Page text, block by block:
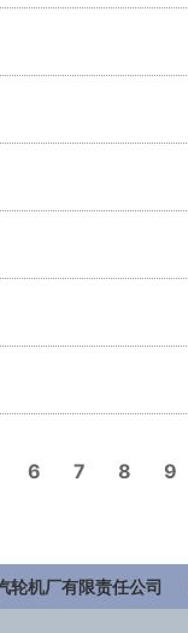
6 7 8 9
轮机厂有限责任公司